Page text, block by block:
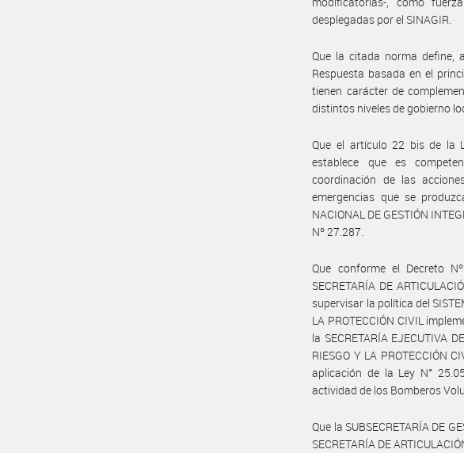
desplegadas por el SINAGIR.
Que la citada norma define,
Respuesta basada en el
tienen carácter de
distintos niveles de gobierno
Que el artículo 22 bis de la
establece que es
coordinación de las
emergencias que se
NACIONAL DE GESTIÓN
Nº 27.287.
Que conforme el Decreto
SECRETARÍA DE
supervisar la política del
LA PROTECCIÓN CIVIL
la SECRETARÍA EJECUTIVA
RIESGO Y LA PROTECCIÓN
aplicación de la Ley N°
actividad de los Bomberos
Que la SUBSECRETARÍA DE
SECRETARÍA DE